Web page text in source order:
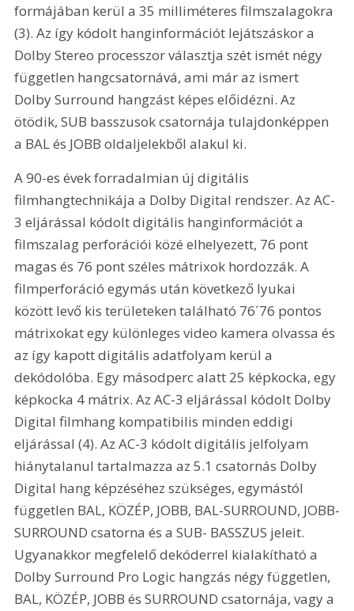
formájában kerül a 35 milliméteres filmszalagokra
(3). Az így kódolt hanginformációt lejátszáskor a
Dolby Stereo processzor választja szét ismét négy
független hangcsatornává, ami már az ismert
Dolby Surround hangzást képes előidézni. Az
ötödik, SUB basszusok csatornája tulajdonképpen
a BAL és JOBB oldaljelekből alakul ki.
A 90-es évek forradalmian új digitális
filmhangtechnikája a Dolby Digital rendszer. Az AC-
3 eljárással kódolt digitális hanginformációt a
filmszalag perforációi közé elhelyezett, 76 pont
magas és 76 pont széles mátrixok hordozzák. A
filmperforáció egymás után következő lyukai
között levő kis területeken található 76´76 pontos
mátrixokat egy különleges video kamera olvassa és
az így kapott digitális adatfolyam kerül a
dekódolóba. Egy másodperc alatt 25 képkocka, egy
képkocka 4 mátrix. Az AC-3 eljárással kódolt Dolby
Digital filmhang kompatibilis minden eddigi
eljárással (4). Az AC-3 kódolt digitális jelfolyam
hiánytalanul tartalmazza az 5.1 csatornás Dolby
Digital hang képzéséhez szükséges, egymástól
független BAL, KÖZÉP, JOBB, BAL-SURROUND, JOBB-
SURROUND csatorna és a SUB- BASSZUS jeleit.
Ugyanakkor megfelelő dekóderrel kialakítható a
Dolby Surround Pro Logic hangzás négy független,
BAL, KÖZÉP, JOBB és SURROUND csatornája, vagy a